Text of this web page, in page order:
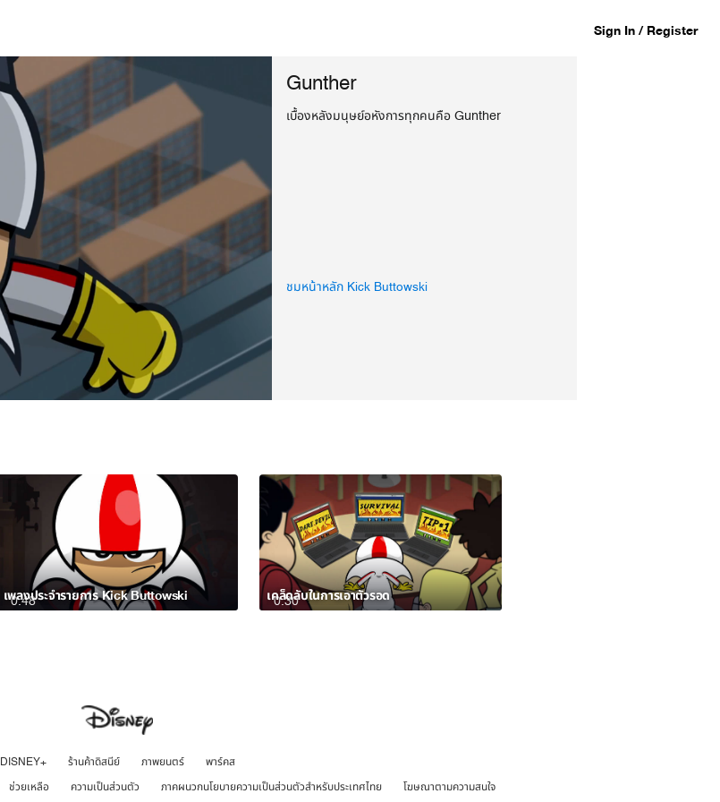
Sign In / Register
Gunther
เบื้องหลังมนุษย์อหังการทุกคนคือ Gunther
ชมหน้าหลัก Kick Buttowski
0:48
เพลงประจำรายการ Kick Buttowski 0:30
เคล็ดลับในการเอาตัวรอด
DISNEY+ ร้านค้าดิสนีย์ ภาพยนตร์
พาร์คส
ช่วยเหลือ ความเป็นส่วนตัว ภาคผนวกนโยบายความเป็นส่วนตัวสำหรับประเทศไทย โฆษณาตามความสนใจ